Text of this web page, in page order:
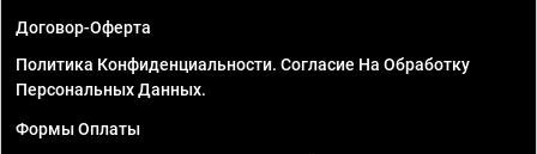
Договор-Оферта
Политика Конфиденциальности. Согласие На Обработку
Персональных Данных.
Формы Оплаты